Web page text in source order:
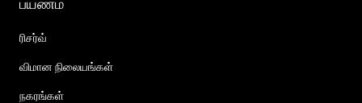
பயணம்
ரிசர்வ்
விமான நிலையங்கள்
நகரங்கள்